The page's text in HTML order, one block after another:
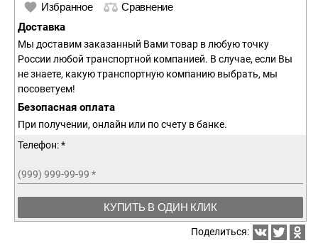
Избранное Сравнение
Доставка
Мы доставим заказанный Вами товар в любую точку
России любой транспортной компанией. В случае, если Вы
не знаете, какую транспортную компанию выбрать, мы
посоветуем!
Безопасная оплата
При получении, онлайн или по счету в банке.
Телефон: *
(999) 999-99-99 *
КУПИТЬ В ОДИН КЛИК
Поделиться: